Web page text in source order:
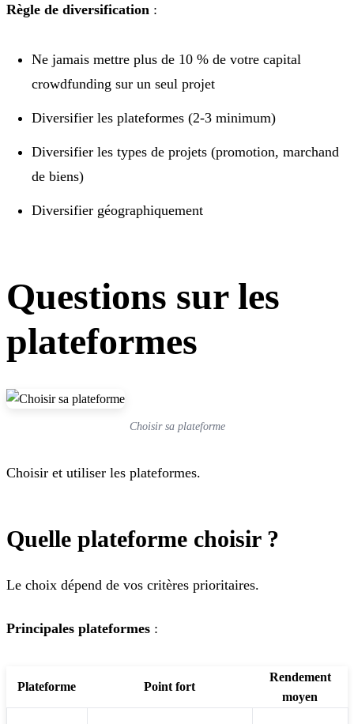
Règle de diversification :
Ne jamais mettre plus de 10 % de votre capital
crowdfunding sur un seul projet
Diversifier les plateformes (2-3 minimum)
Diversifier les types de projets (promotion, marchand
de biens)
Diversifier géographiquement
Questions sur les
plateformes
Choisir sa plateforme
Choisir et utiliser les plateformes.
Quelle plateforme choisir ?
Le choix dépend de vos critères prioritaires.
Principales plateformes :
Plateforme Point fort
Rendement
moyen